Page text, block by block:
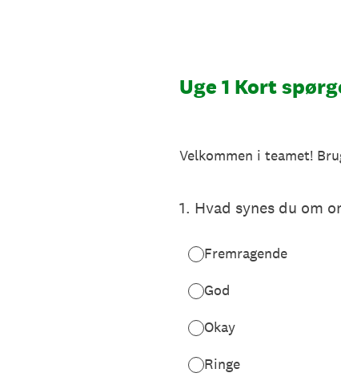
Uge 1 Kort
Velkommen i teamet!
1. Hvad synes du om
Fremragende
God
Okay
Ringe